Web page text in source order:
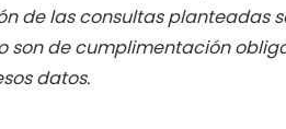
de las consultas planteadas
son de cumplimentación
datos.